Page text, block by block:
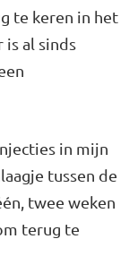
te keren in het
is al sinds
in mijn
tussen de
twee weken
terug te